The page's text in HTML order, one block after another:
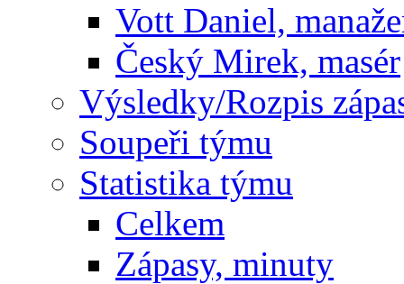
Vott Daniel,
Český Mirek, masér
Výsledky/Rozpis
Soupeři týmu
Statistika týmu
Celkem
Zápasy, minuty